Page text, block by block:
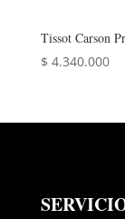
Tissot Carson
$ 4.340.000